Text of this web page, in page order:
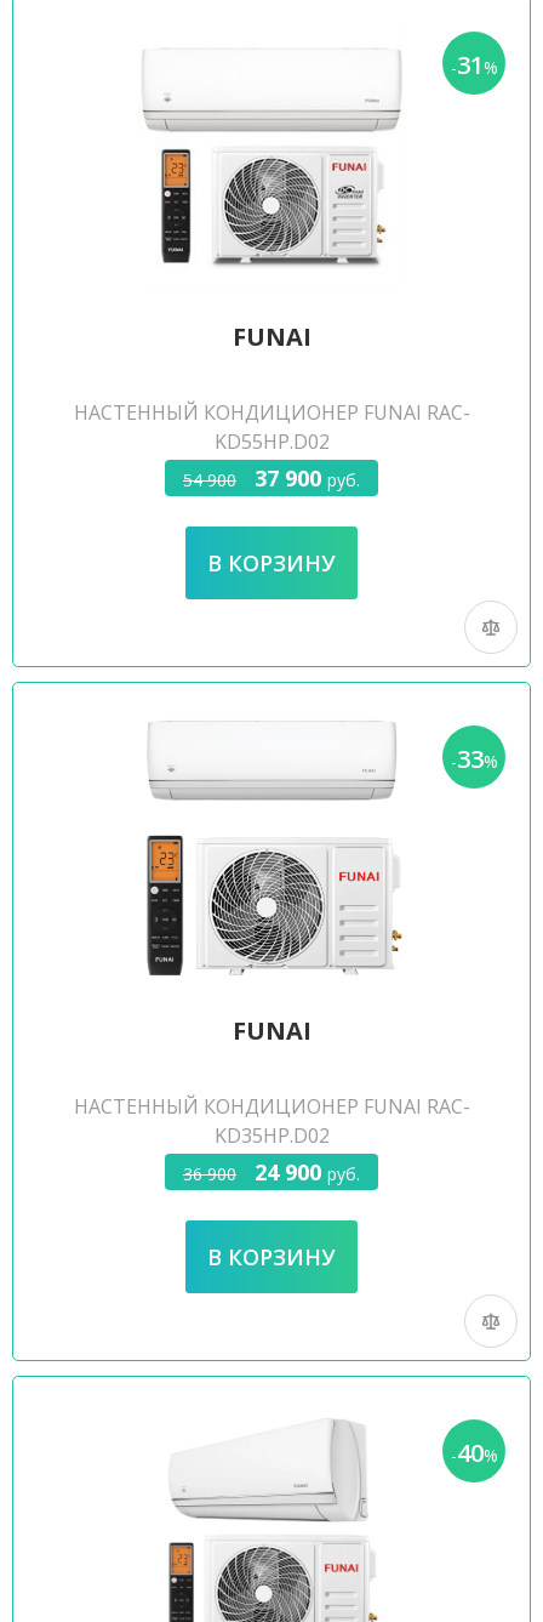
-31%
FUNAI
НАСТЕННЫЙ КОНДИЦИОНЕР FUNAI RAC-
KD55HP.D02
54 900 37 900 руб.
-33%
FUNAI
НАСТЕННЫЙ КОНДИЦИОНЕР FUNAI RAC-
KD35HP.D02
36 900 24 900 руб.
-40%